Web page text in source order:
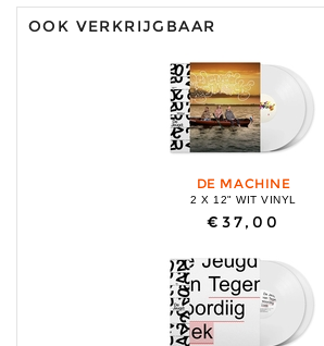
OOK VERKRIJGBAAR
DE MACHINE
2 X 12" WIT VINYL
€37,00